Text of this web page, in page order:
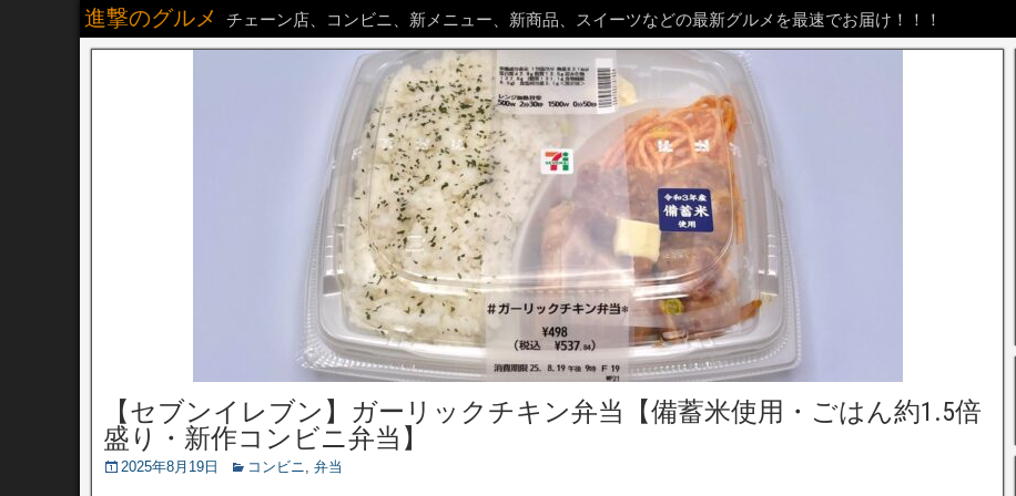
進撃のグルメ チェーン店、コンビニ、新メニュー、新商品、スイーツなどの最新グルメを最速でお届け！！！
【セブンイレブン】ガーリックチキン弁当【備蓄米使用・ごはん約1.5倍
盛り・新作コンビニ弁当】
2025年8月19日 コンビニ, 弁当